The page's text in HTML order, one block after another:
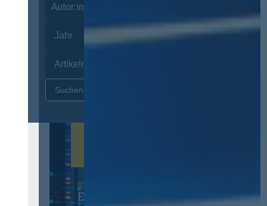
Autor:innen
07. Oktober 2026 in Berlin
EVB-IT Thementag